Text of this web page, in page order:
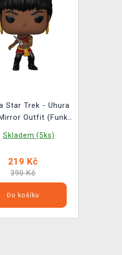
Star Trek - Uhura
Outfit (Funko
Skladem (5ks)
219 Kč
390 Kč
Do košíku